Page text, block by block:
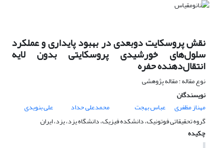
نقش پروسکایت دوبعدی در بهبود پایداری و عملکرد
سلول‌های خورشیدی پروسکایتی بدون لایه
انتقال‌دهنده حفره
نوع مقاله : مقاله پژوهشی
نویسندگان
مهناز مظفری
عباس بهجت محمدعلی حداد
علی بنویدی
گروه تحقیقاتی فوتونیک، دانشکده فیزیک، دانشگاه یزد، یزد، ایران
چکیده